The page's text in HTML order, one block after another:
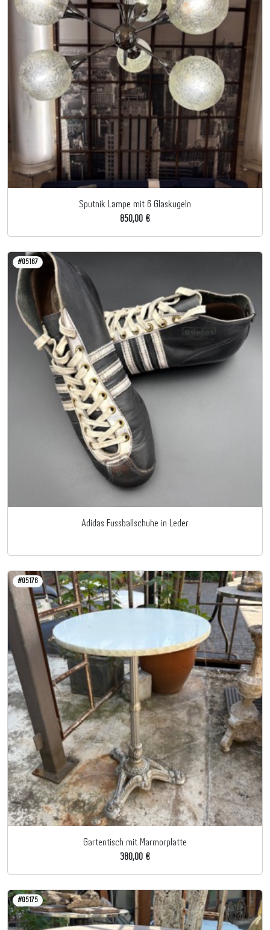
Sputnik Lampe mit 6 Glaskugeln
850,00 €
#05167
Adidas Fussballschuhe in Leder
#05176
Gartentisch mit Marmorplatte
380,00 €
#05175